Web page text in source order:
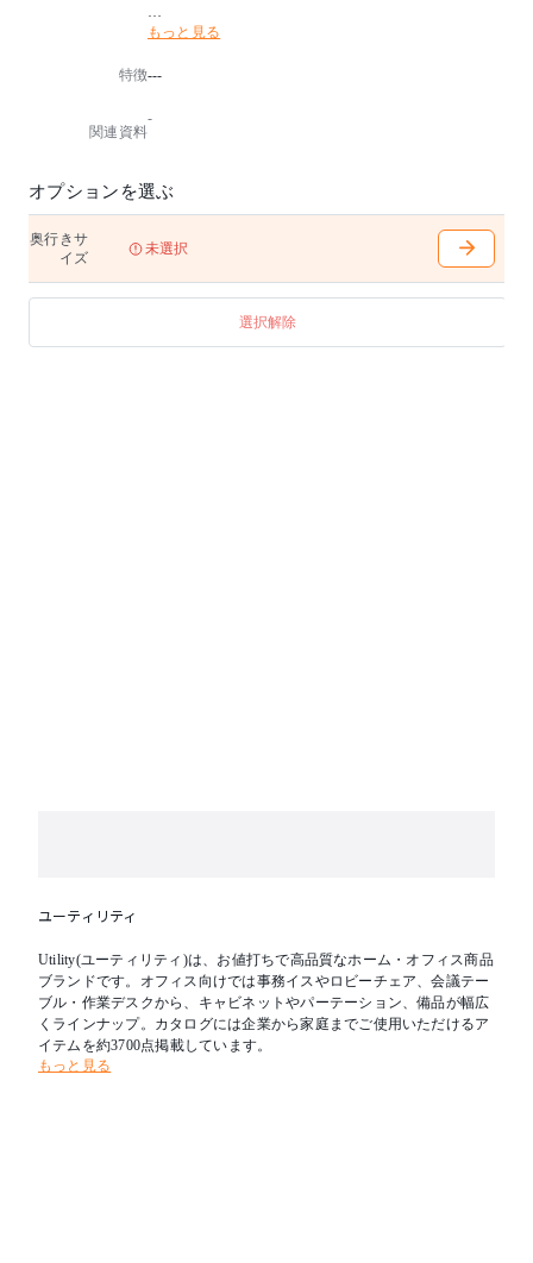
●天板平均分布荷重：150㎏
●グリーン購入法適合: ○
もっと見る
特徴---
関連資料
-
オプションを選ぶ
奥行きサ
イズ
未選択
選択解除
ユーティリティ
Utility(ユーティリティ)は、お値打ちで高品質なホーム・オフィス商品
ブランドです。オフィス向けでは事務イスやロビーチェア、会議テー
ブル・作業デスクから、キャビネットやパーテーション、備品が幅広
くラインナップ。カタログには企業から家庭までご使用いただけるア
イテムを約3700点掲載しています。
もっと見る